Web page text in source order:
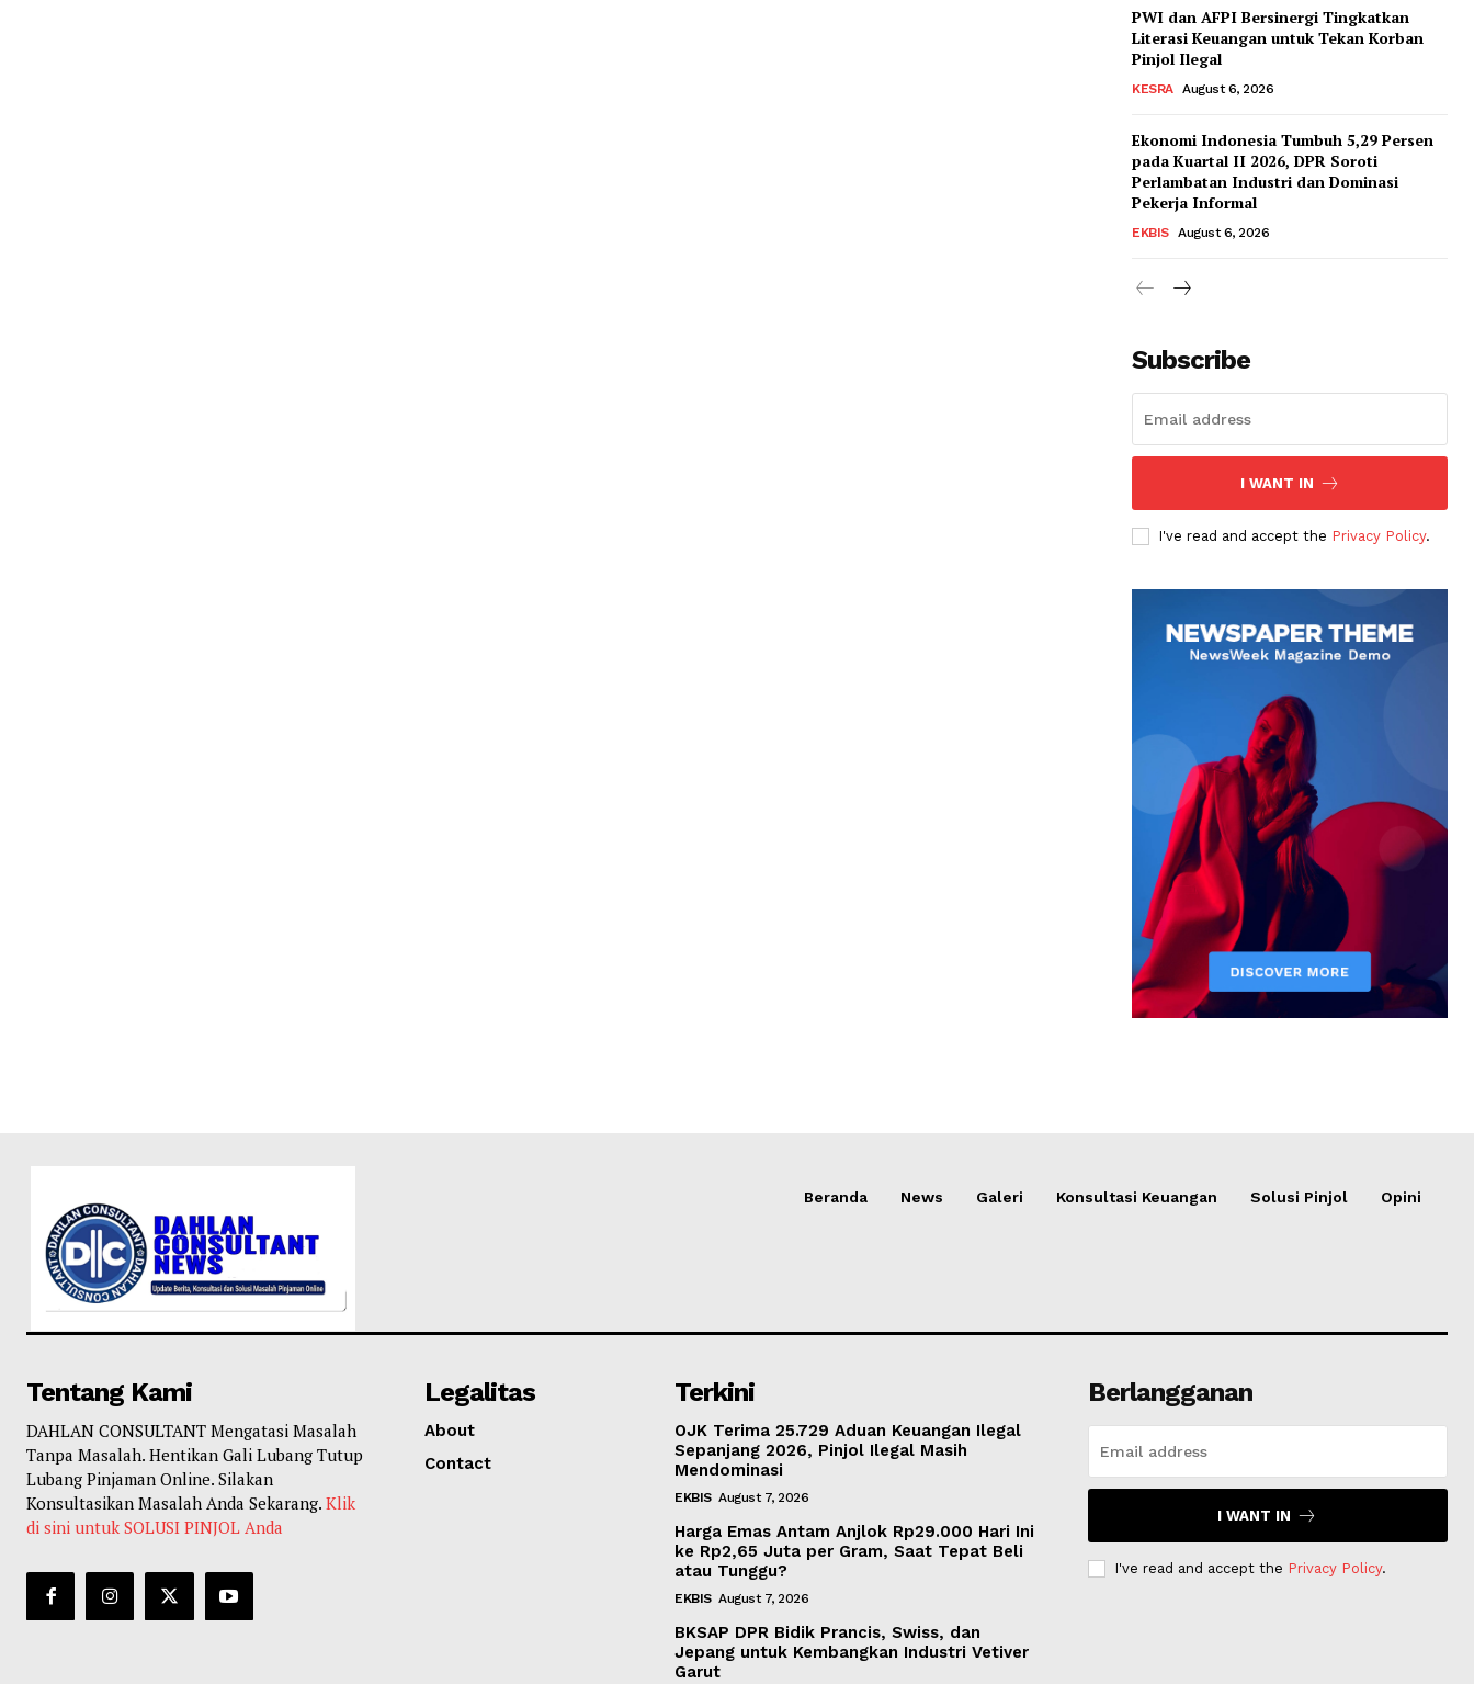
PWI dan AFPI Bersinergi Tingkatkan
Literasi Keuangan untuk Tekan Korban
Pinjol Ilegal
KESRA August 6, 2026
Ekonomi Indonesia Tumbuh 5,29 Persen
pada Kuartal II 2026, DPR Soroti
Perlambatan Industri dan Dominasi
Pekerja Informal
EKBIS August 6, 2026
Subscribe
I WANT IN
I've read and accept the Privacy Policy.
Beranda News Galeri Konsultasi Keuangan Solusi Pinjol Opini
Tentang Kami
DAHLAN CONSULTANT Mengatasi Masalah
Tanpa Masalah. Hentikan Gali Lubang Tutup
Lubang Pinjaman Online. Silakan
Konsultasikan Masalah Anda Sekarang. Klik
di sini untuk SOLUSI PINJOL Anda
Legalitas
About
Contact
Terkini
OJK Terima 25.729 Aduan Keuangan Ilegal
Sepanjang 2026, Pinjol Ilegal Masih
Mendominasi
EKBIS August 7, 2026
Harga Emas Antam Anjlok Rp29.000 Hari Ini
ke Rp2,65 Juta per Gram, Saat Tepat Beli
atau Tunggu?
EKBIS August 7, 2026
BKSAP DPR Bidik Prancis, Swiss, dan
Jepang untuk Kembangkan Industri Vetiver
Garut
Berlangganan
I WANT IN
I've read and accept the Privacy Policy.